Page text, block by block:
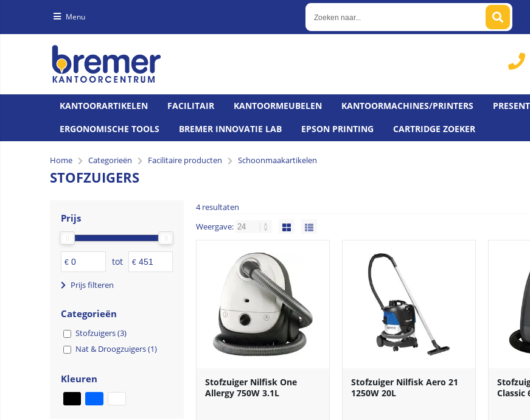
Menu
KANTOORARTIKELEN FACILITAIR KANTOORMEUBELEN KANTOORMACHINES/PRINTERS
ERGONOMISCHE TOOLS
BREMER INNOVATIE LAB EPSON PRINTING CARTRIDGE ZOEKER
Home Categorieën Facilitaire producten Schoonmaakartikelen
STOFZUIGERS
Prijs
€ tot €
Prijs filteren
Categorieën
Stofzuigers (3)
Nat & Droogzuigers (1)
Kleuren
4 resultaten
Weergave:
Stofzuiger Nilfisk One
Allergy 750W 3.1L
Stofzuiger Nilfisk Aero 21
1250W 20L
Classic